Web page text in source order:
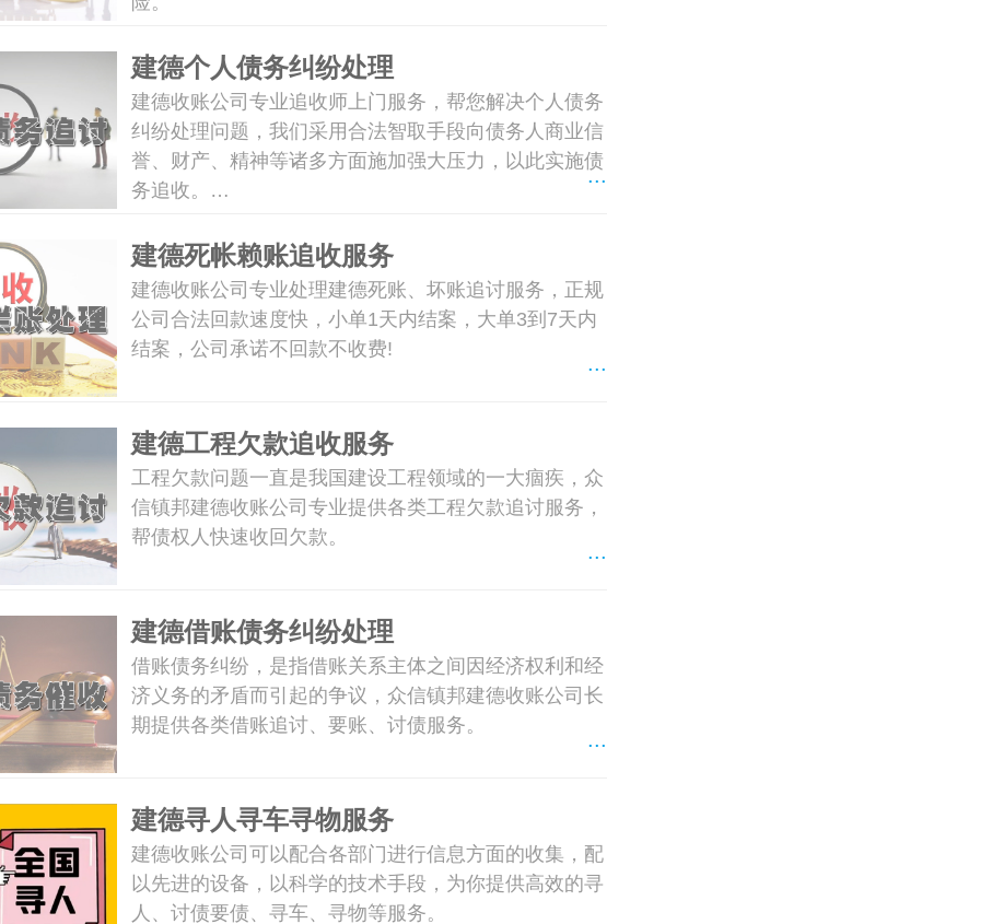
建德个人债务纠纷处理
建德收账公司专业追收师上门服务，帮您解决个人债务
纠纷处理问题，我们采用合法智取手段向债务人商业信
誉、财产、精神等诸多方面施加强大压力，以此实施债
务追收。…
...
建德死帐赖账追收服务
建德收账公司专业处理建德死账、坏账追讨服务，正规
公司合法回款速度快，小单1天内结案，大单3到7天内
结案，公司承诺不回款不收费!
...
建德工程欠款追收服务
工程欠款问题一直是我国建设工程领域的一大痼疾，众
信镇邦建德收账公司专业提供各类工程欠款追讨服务，
帮债权人快速收回欠款。
...
建德借账债务纠纷处理
借账债务纠纷，是指借账关系主体之间因经济权利和经
济义务的矛盾而引起的争议，众信镇邦建德收账公司长
期提供各类借账追讨、要账、讨债服务。
...
建德寻人寻车寻物服务
建德收账公司可以配合各部门进行信息方面的收集，配
以先进的设备，以科学的技术手段，为你提供高效的寻
人、讨债要债、寻车、寻物等服务。